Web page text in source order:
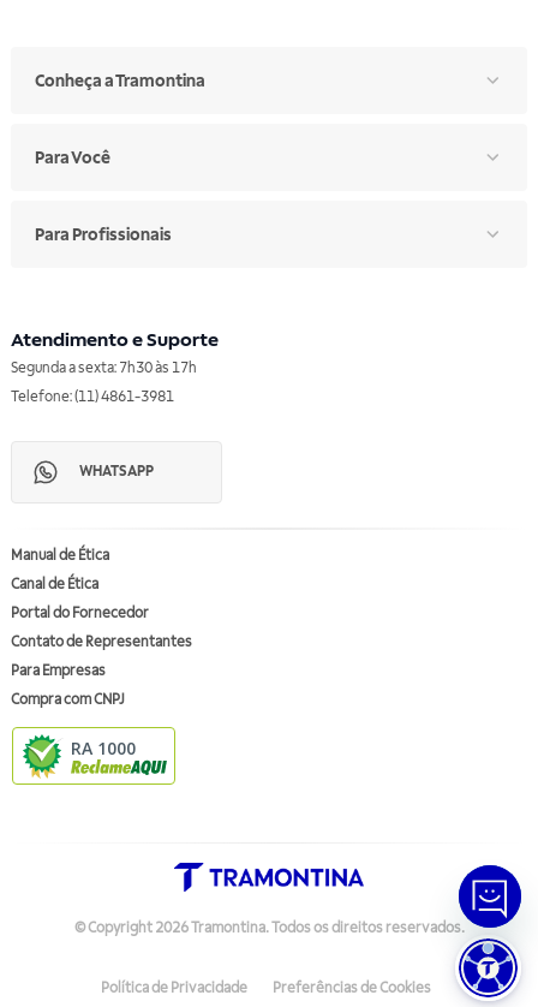
Conheça a Tramontina
Para Você
Para Profissionais
Atendimento e Suporte
Segunda a sexta: 7h30 às 17h
Telefone: (11) 4861-3981
WHATSAPP
Manual de Ética
Canal de Ética
Portal do Fornecedor
Contato de Representantes
Para Empresas
Compra com CNPJ
RA 1000
Política de Privacidade Preferências de Cookies
© Copyright 2026Tramontina.Todos os direitos reservados.